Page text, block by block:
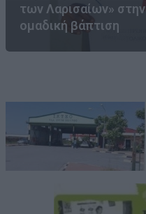
των Λαρισαίων»
ομαδική βάπτιση